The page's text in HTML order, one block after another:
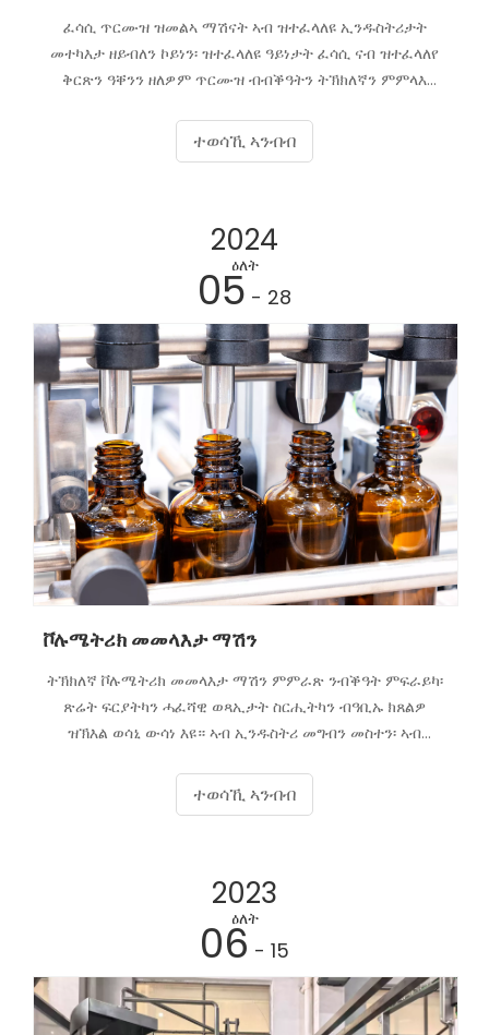
ፈሳሲ ጥርሙዝ ዝመልኣ ማሽናት ኣብ ዝተፈላለዩ ኢንዱስትሪታት
መተካእታ ዘይብለን ኮይነን፡ ዝተፈላለዩ ዓይነታት ፈሳሲ ናብ ዝተፈላለየ
ቅርጽን ዓቐንን ዘለዎም ጥርሙዝ ብብቕዓትን ትኽክለኛን ምምላእ
ዝመልእ ማሽን፣ ዘይቲ ዝመልእ ማሽንን ሶስ መመላእታ ማሽንን ሓዊሱ
ብቕዓት ምፍራይ ንምዕቃብ ይሕግዙ። ይኹን እምበር ስርሒታት ክዕንቅፉ
መፍትሒታት ዝህብን እዩ።
ተወሳኺ ኣንብብ
2024
ዕለት
05 - 28
ቮሉሜትሪክ መመላእታ ማሽን
ትኽክለኛ ቮሉሜትሪክ መመላእታ ማሽን ምምራጽ ንብቕዓት ምፍራይካ፡
ጽሬት ፍርያትካን ሓፈሻዊ ወጻኢታት ስርሒትካን ብዓቢኡ ክጸልዎ
ዝኽእል ወሳኒ ውሳነ እዩ። ኣብ ኢንዱስትሪ መግብን መስተን፡ ኣብ
ማሽን ንፍርያትካ ቅኑዕ፡ ቅኑዕን ስሉጥን ምምላእ የረጋግጽ። እዚ ሰፊሕ
መምርሒ እዚ፡ ኣብ ግምት ከተእትዎም ዘለካ ኣገደስቲ ረቛሒታት፡
ቮሉሜትሪክ ምምላእ ማሽናት ብምርዳእ፡ ንፍሉይ ድሌታትካ ዘማልእን
ንዕብየትን ዓወትን ቢዝነስካ ዝድግፍን መፍትሒ ክትመርጽ ትኽእል።
ተወሳኺ ኣንብብ
2023
ዕለት
06 - 15